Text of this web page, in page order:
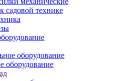
садовой технике
оборудование
оборудование